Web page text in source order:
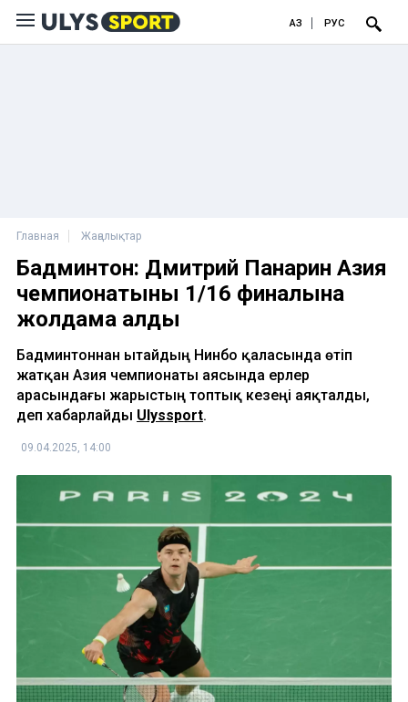
ҚАЗ РУС
Главная Жаңалықтар
Бадминтон: Дмитрий Панарин Азия
чемпионатының 1/16 финалына
жолдама алды
Бадминтоннан Қытайдың Нинбо қаласында өтіп
жатқан Азия чемпионаты аясында ерлер
арасындағы жарыстың топтық кезеңі аяқталды,
деп хабарлайды Ulyssport.
09.04.2025, 14:00